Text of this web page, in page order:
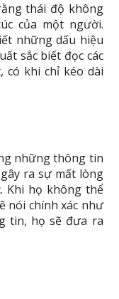
thái độ không
của một người.
những dấu hiệu
sắc biết đọc các
có khi chỉ kéo dài
những thông tin
ra sự mất lòng
Khi họ không thể
nói chính xác như
tin, họ sẽ đưa ra